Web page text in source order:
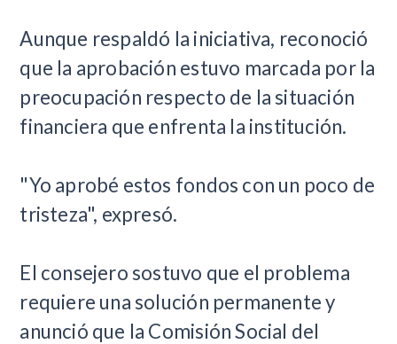
Aunque respaldó la iniciativa, reconoció
que la aprobación estuvo marcada por la
preocupación respecto de la situación
financiera que enfrenta la institución.
"Yo aprobé estos fondos con un poco de
tristeza", expresó.
El consejero sostuvo que el problema
requiere una solución permanente y
anunció que la Comisión Social del